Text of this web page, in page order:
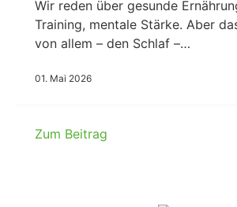
Wir reden über gesunde
Training, mentale Stärke. Aber
von allem – den Schlaf –…
01. Mai 2026
Zum Beitrag